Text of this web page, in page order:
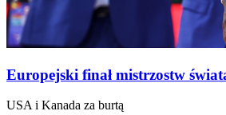
Europejski finał mistrzostw
USA i Kanada za burtą